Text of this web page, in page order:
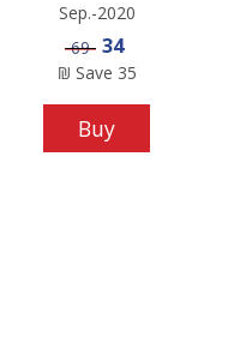
Sep.-2020
Sale price
34
Price
69
Save 35
₪
Buy